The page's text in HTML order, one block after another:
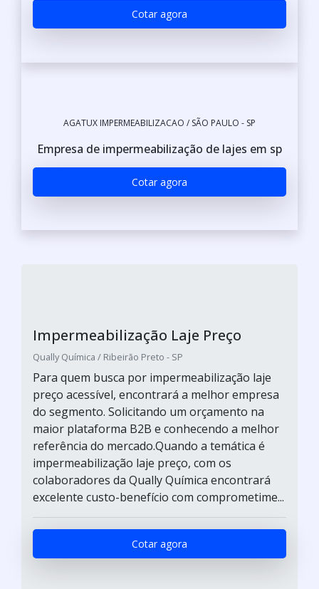
Cotar agora
AGATUX IMPERMEABILIZACAO / SÃO PAULO - SP
Empresa de impermeabilização de lajes em sp
Cotar agora
Impermeabilização Laje Preço
Qually Química / Ribeirão Preto - SP
Para quem busca por impermeabilização laje
preço acessível, encontrará a melhor empresa
do segmento. Solicitando um orçamento na
maior plataforma B2B e conhecendo a melhor
referência do mercado.Quando a temática é
impermeabilização laje preço, com os
colaboradores da Qually Química encontrará
excelente custo-benefício com comprometime...
Cotar agora